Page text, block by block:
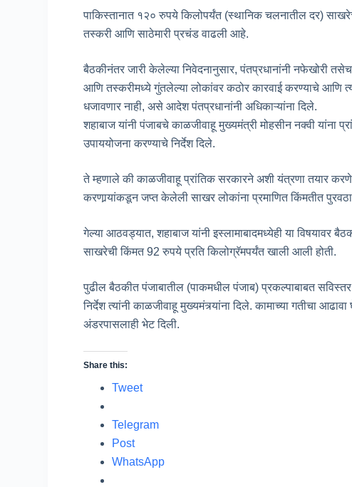
पाकिस्तानात १२० रुपये किलोपर्यंत (स्थानिक चलनातील दर)
तस्करी आणि साठेमारी प्रचंड वाढली आहे.
बैठकीनंतर जारी केलेल्या निवेदनानुसार, पंतप्रधानांनी नफेखोरी
आणि तस्करीमध्ये गुंतलेल्या लोकांवर कठोर कारवाई करण्याचे आणि
धजावणार नाही, असे आदेश पंतप्रधानांनी अधिकाऱ्यांना दिले.
शहाबाज यांनी पंजाबचे काळजीवाहू मुख्यमंत्री मोहसीन नक्वी यांना
उपाययोजना करण्याचे निर्देश दिले.
ते म्हणाले की काळजीवाहू प्रांतिक सरकारने अशी यंत्रणा
करणार्‍यांकडून जप्त केलेली साखर लोकांना प्रमाणित किंमतीत
गेल्या आठवड्यात, शहाबाज यांनी इस्लामाबादमध्येही या विषयावर
साखरेची किंमत 92 रुपये प्रति किलोग्रॅमपर्यंत खाली आली होती.
पुढील बैठकीत पंजाबातील (पाकमधील पंजाब) प्रकल्पाबाबत
निर्देश त्यांनी काळजीवाहू मुख्यमंत्र्यांना दिले. कामाच्या गतीचा
अंडरपासलाही भेट दिली.
Share this:
Tweet
Telegram
Post
WhatsApp